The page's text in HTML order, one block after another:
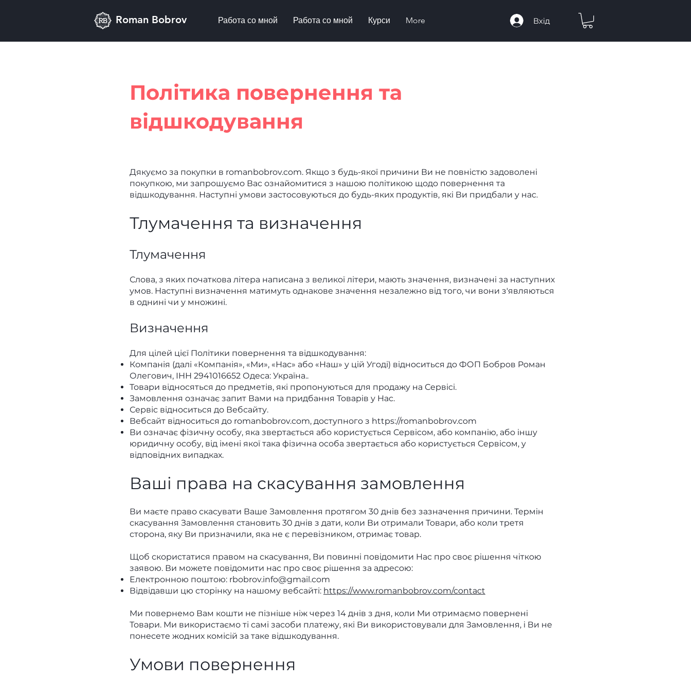
Roman Bobrov Работа со мной Работа со мной Курси More Вхід
Політика повернення та
відшкодування
Дякуємо за покупки в romanbobrov.com. Якщо з будь-якої причини Ви не повністю задоволені
покупкою, ми запрошуємо Вас ознайомитися з нашою політикою щодо повернення та
відшкодування. Наступні умови застосовуються до будь-яких продуктів, які Ви придбали у нас.
Тлумачення та визначення
Тлумачення
Слова, з яких початкова літера написана з великої літери, мають значення, визначені за наступних
умов. Наступні визначення матимуть однакове значення незалежно від того, чи вони з'являються
в однині чи у множині.
Визначення
Для цілей цієї Політики повернення та відшкодування:
Компанія (далі «Компанія», «Ми», «Нас» або «Наш» у цій Угоді) відноситься до ФОП Бобров Роман
Олегович, ІНН 2941016652 Одеса: Україна..
Товари відносяться до предметів, які пропонуються для продажу на Сервісі.
Замовлення означає запит Вами на придбання Товарів у Нас.
Сервіс відноситься до Вебсайту.
Вебсайт відноситься до romanbobrov.com, доступного з https://romanbobrov.com
Ви означає фізичну особу, яка звертається або користується Сервісом, або компанію, або іншу
юридичну особу, від імені якої така фізична особа звертається або користується Сервісом, у
відповідних випадках.
Ваші права на скасування замовлення
Ви маєте право скасувати Ваше Замовлення протягом 30 днів без зазначення причини. Термін
скасування Замовлення становить 30 днів з дати, коли Ви отримали Товари, або коли третя
сторона, яку Ви призначили, яка не є перевізником, отримає товар.
Щоб скористатися правом на скасування, Ви повинні повідомити Нас про своє рішення чіткою
заявою. Ви можете повідомити нас про своє рішення за адресою:
Електронною поштою: rbobrov.info@gmail.com
Відвідавши цю сторінку на нашому вебсайті: https://www.romanbobrov.com/contact
Ми повернемо Вам кошти не пізніше ніж через 14 днів з дня, коли Ми отримаємо повернені
Товари. Ми використаємо ті самі засоби платежу, які Ви використовували для Замовлення, і Ви не
понесете жодних комісій за таке відшкодування.
Умови повернення